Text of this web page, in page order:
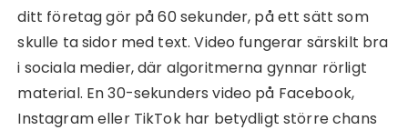
ditt företag gör på 60 sekunder, på ett sätt som
skulle ta sidor med text. Video fungerar särskilt bra
i sociala medier, där algoritmerna gynnar rörligt
material. En 30-sekunders video på Facebook,
Instagram eller TikTok har betydligt större chans